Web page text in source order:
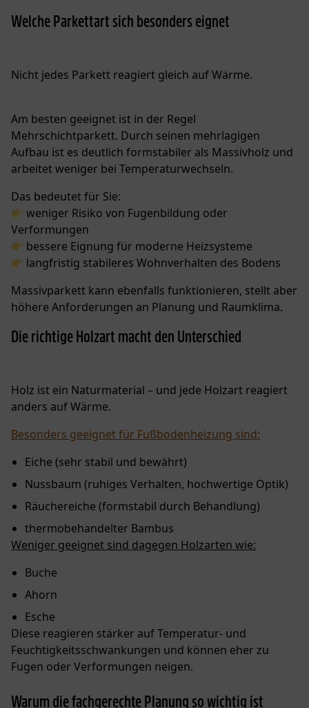
Welche Parkettart sich besonders eignet
Nicht jedes Parkett reagiert gleich auf Wärme.
Am besten geeignet ist in der Regel
Mehrschichtparkett. Durch seinen mehrlagigen
Aufbau ist es deutlich formstabiler als Massivholz und
arbeitet weniger bei Temperaturwechseln.
Das bedeutet für Sie:
weniger Risiko von Fugenbildung oder
Verformungen
bessere Eignung für moderne Heizsysteme
langfristig stabileres Wohnverhalten des Bodens
Massivparkett kann ebenfalls funktionieren, stellt aber
höhere Anforderungen an Planung und Raumklima.
Die richtige Holzart macht den Unterschied
Holz ist ein Naturmaterial – und jede Holzart reagiert
anders auf Wärme.
Besonders geeignet für Fußbodenheizung sind:
Eiche (sehr stabil und bewährt)
Nussbaum (ruhiges Verhalten, hochwertige Optik)
Räuchereiche (formstabil durch Behandlung)
thermobehandelter Bambus
Weniger geeignet sind dagegen Holzarten wie:
Buche
Ahorn
Esche
Diese reagieren stärker auf Temperatur- und
Feuchtigkeitsschwankungen und können eher zu
Fugen oder Verformungen neigen.
Warum die fachgerechte Planung so wichtig ist